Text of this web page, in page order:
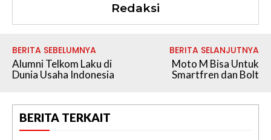
Redaksi
BERITA SEBELUMNYA
Alumni Telkom Laku di
Dunia Usaha Indonesia
BERITA SELANJUTNYA
Moto M Bisa Untuk
Smartfren dan Bolt
BERITA TERKAIT